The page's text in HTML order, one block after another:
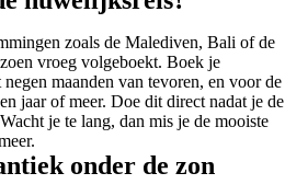
zoals de Malediven, Bali of de
vroeg volgeboekt. Boek je
maanden van tevoren, en voor de
jaar of meer. Doe dit direct nadat je de
je te lang, dan mis je de mooiste
onder de zon